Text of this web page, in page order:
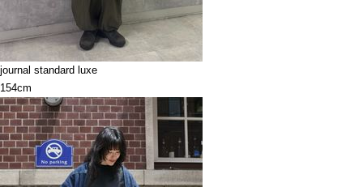
journal standard luxe
154cm